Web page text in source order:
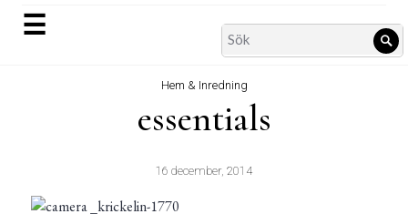
☰
Search
for:
Hem & Inredning
essentials
16 december, 2014